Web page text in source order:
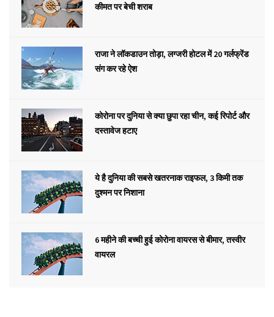
कीमत पर बेची शराब
राजा ने लॉकडाउन तोड़ा, लग्जरी होटल में 20 गर्लफ्रेंड
संग कर रहे ऐश
कोरोना पर दुनिया से क्या छुपा रहा चीन, कई रिपोर्ट और
दस्तावेज हटाए
ये है दुनिया की सबसे खतरनाक राइफल, 3 किमी तक
दुश्मन पर निशाना
6 महीने की बच्ची हुई कोरोना वायरस से बीमार, तस्वीर
वायरल